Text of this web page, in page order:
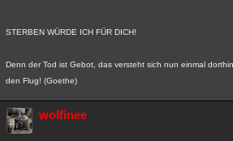
STERBEN WÜRDE ICH FÜR DICH!
Denn der Tod ist Gebot, das versteht sich nun einmal
den Flug! (Goethe)
wolfinee